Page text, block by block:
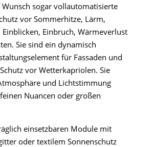
sogar vollautomatisierte
vor Sommerhitze, Lärm,
Einbruch, Wärmeverlust
Sie sind ein dynamisch
für Fassaden und
vor Wetterkapriolen. Sie
und Lichtstimmung
Nuancen oder großen
einsetzbaren Module mit
oder textilem Sonnenschutz